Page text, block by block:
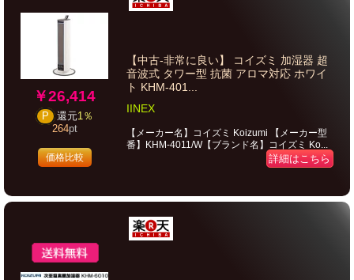
￥26,414
P 還元1％
264pt
価格比較
【中古-非常に良い】 コイズミ 加湿器 超
音波式 タワー型 抗菌 アロマ対応 ホワイ
ト KHM-401...
IINEX
【メーカー名】コイズミ Koizumi 【メーカー型
番】KHM-4011/W【ブランド名】コイズミ Ko...
詳細はこちら